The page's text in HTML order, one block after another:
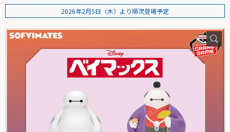
2026年2月5日（木）より順次登場予定